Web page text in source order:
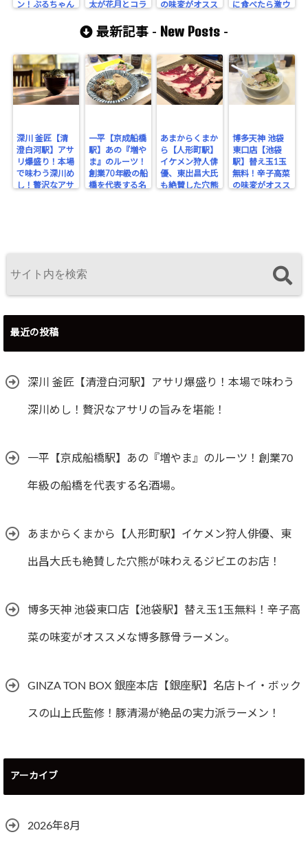
ン！ぶるちゃん
太が花月とコラ
を謳う豚骨ラー
メンは如何に！
の味変がオスス
ーメン。
に食べたら激ウ
最新記事 - New Posts -
深川 釜匠【清
澄白河駅】アサ
リ爆盛り！本場
で味わう深川め
し！贅沢なアサ
一平【京成船橋
駅】あの『増や
ま』のルーツ！
創業70年級の船
橋を代表する名
あまからくまか
ら【人形町駅】
イケメン狩人俳
優、東出昌大氏
も絶賛した穴熊
博多天神 池袋
東口店【池袋
駅】替え玉1玉
無料！辛子高菜
の味変がオスス
最近の投稿
深川 釜匠【清澄白河駅】アサリ爆盛り！本場で味わう
深川めし！贅沢なアサリの旨みを堪能！
一平【京成船橋駅】あの『増やま』のルーツ！創業70
年級の船橋を代表する名酒場。
あまからくまから【人形町駅】イケメン狩人俳優、東
出昌大氏も絶賛した穴熊が味わえるジビエのお店！
博多天神 池袋東口店【池袋駅】替え玉1玉無料！辛子高
菜の味変がオススメな博多豚骨ラーメン。
GINZA TON BOX 銀座本店【銀座駅】名店トイ・ボック
スの山上氏監修！豚清湯が絶品の実力派ラーメン！
アーカイブ
2026年8月